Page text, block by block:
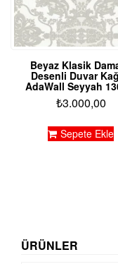
Beyaz Klasik
Desenli Duvar
AdaWall Seyyah
₺3.000,00
Sepete Ekle
ÜRÜNLER